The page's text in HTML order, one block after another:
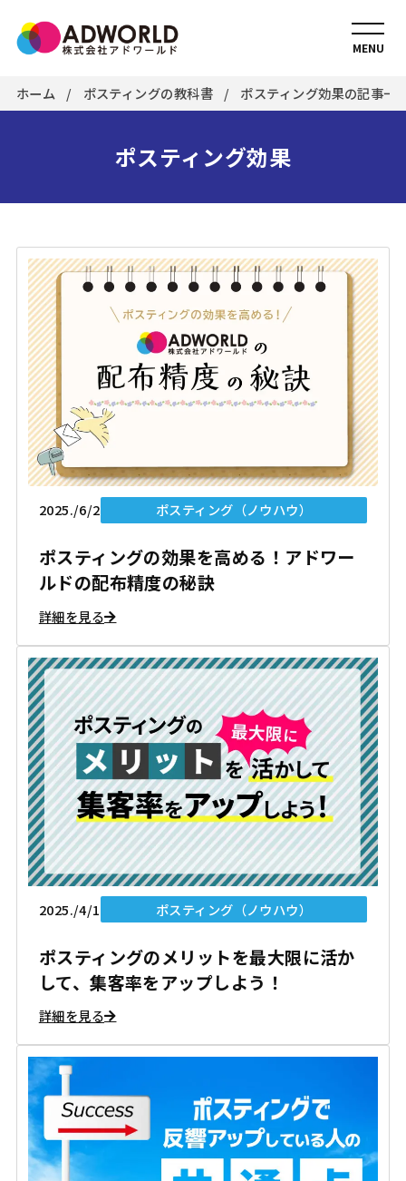
MENU
ホーム ポスティングの教科書 ポスティング効果の記事一
ポスティング効果
2025./6/2 ポスティング（ノウハウ）
ポスティングの効果を高める！アドワー
ルドの配布精度の秘訣
詳細を見る
2025./4/1 ポスティング（ノウハウ）
ポスティングのメリットを最大限に活か
して、集客率をアップしよう！
詳細を見る